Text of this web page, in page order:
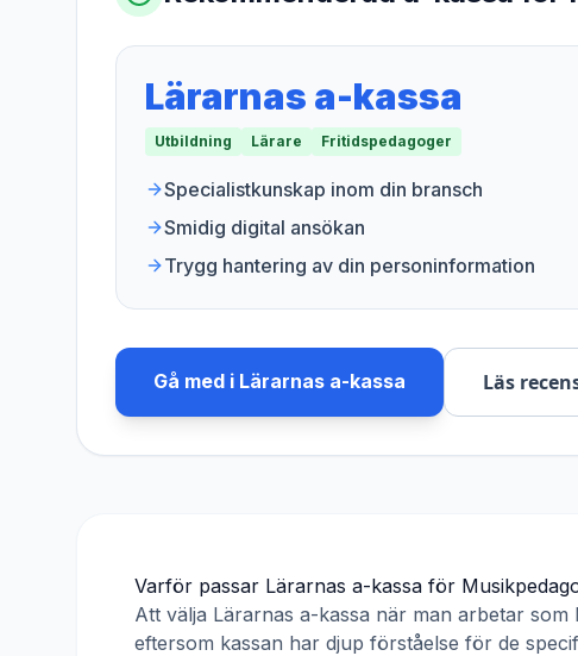
Lärarnas a-kassa
Utbildning Lärare Fritidspedagoger
Specialistkunskap inom din bransch
Smidig digital ansökan
Trygg hantering av din personinformation
Gå med i Lärarnas a-kassa Läs
Varför passar Lärarnas a-kassa för
Att välja Lärarnas a-kassa när man arbetar som
eftersom kassan har djup förståelse för de